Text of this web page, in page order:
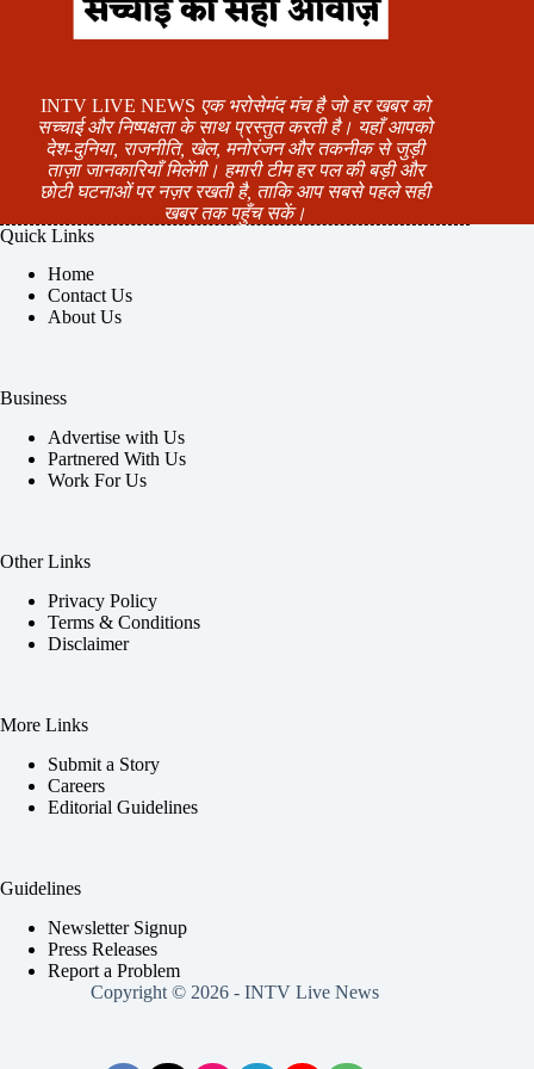
INTV LIVE NEWS एक भरोसेमंद मंच है जो हर खबर को
सच्चाई और निष्पक्षता के साथ प्रस्तुत करती है। यहाँ आपको
देश-दुनिया, राजनीति, खेल, मनोरंजन और तकनीक से जुड़ी
ताज़ा जानकारियाँ मिलेंगी। हमारी टीम हर पल की बड़ी और
छोटी घटनाओं पर नज़र रखती है, ताकि आप सबसे पहले सही
खबर तक पहुँच सकें।
Quick Links
Home
Contact Us
About Us
Business
Advertise with Us
Partnered With Us
Work For Us
Other Links
Privacy Policy
Terms & Conditions
Disclaimer
More Links
Submit a Story
Careers
Editorial Guidelines
Guidelines
Newsletter Signup
Press Releases
Report a Problem
Copyright © 2026 - INTV Live News